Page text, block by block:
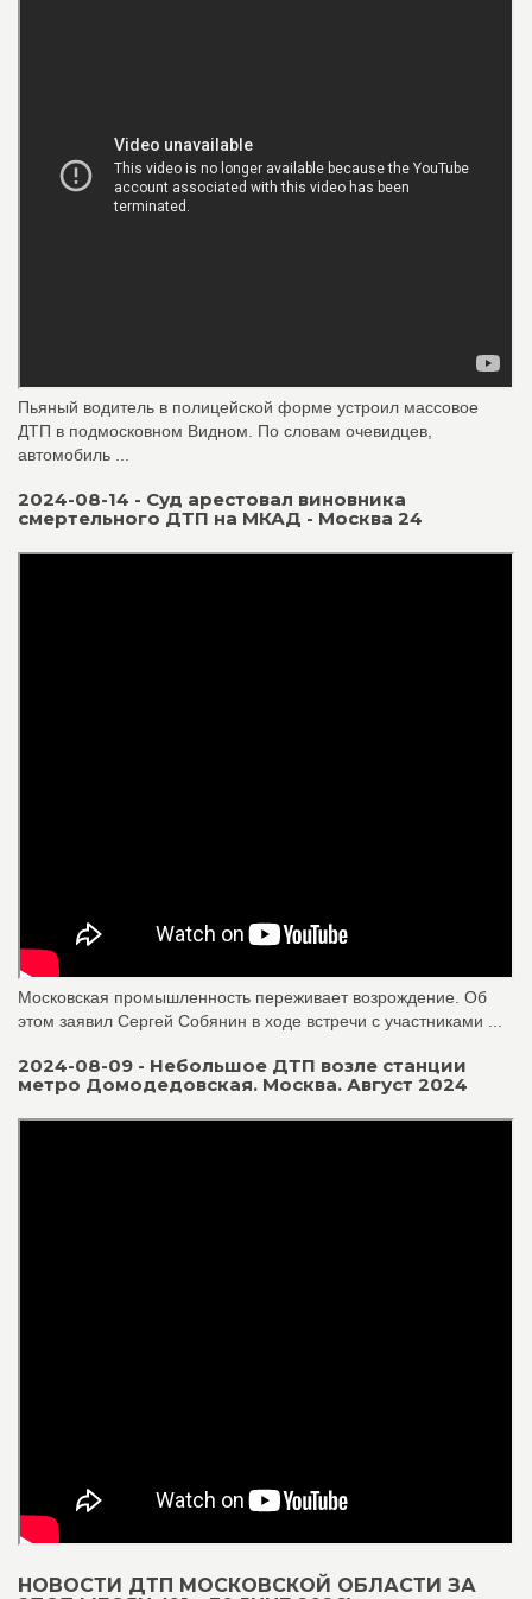
Пьяный водитель в полицейской форме устроил массовое
ДТП в подмосковном Видном. По словам очевидцев,
автомобиль ...
2024-08-14 - Суд арестовал виновника
смертельного ДТП на МКАД - Москва 24
Московская промышленность переживает возрождение. Об
этом заявил Сергей Собянин в ходе встречи с участниками ...
2024-08-09 - Небольшое ДТП возле станции
метро Домодедовская. Москва. Август 2024
НОВОСТИ ДТП МОСКОВСКОЙ ОБЛАСТИ ЗА